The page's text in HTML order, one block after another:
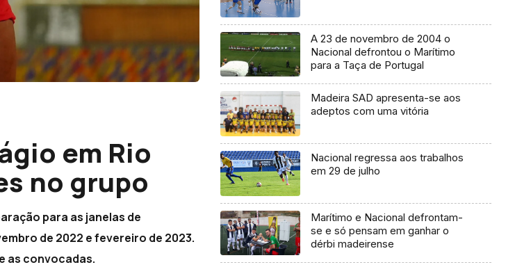
em Rio
no grupo
para as janelas de
de 2022 e fevereiro de 2023.
as convocadas.
A 23 de novembro de 2004 o
Nacional defrontou o Marítimo
para a Taça de Portugal
Madeira SAD apresenta-se aos
adeptos com uma vitória
Nacional regressa aos trabalhos
em 29 de julho
Marítimo e Nacional defrontam-
se e só pensam em ganhar o
dérbi madeirense